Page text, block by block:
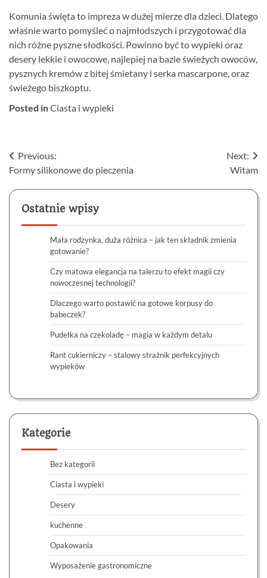
Komunia święta to impreza w dużej mierze dla dzieci. Dlatego
właśnie warto pomyśleć o najmłodszych i przygotować dla
nich różne pyszne słodkości. Powinno być to wypieki oraz
desery lekkie i owocowe, najlepiej na bazie świeżych owoców,
pysznych kremów z bitej śmietany i serka mascarpone, oraz
świeżego biszkoptu.
Posted inCiasta i wypieki
Nawigacja
wpisu
Previous:
Formy silikonowe do pieczenia
Next:
Witam
Ostatnie wpisy
Mała rodzynka, duża różnica – jak ten składnik zmienia
gotowanie?
Czy matowa elegancja na talerzu to efekt magii czy
nowoczesnej technologii?
Dlaczego warto postawić na gotowe korpusy do
babeczek?
Pudełka na czekoladę – magia w każdym detalu
Rant cukierniczy – stalowy strażnik perfekcyjnych
wypieków
Kategorie
Bez kategorii
Ciasta i wypieki
Desery
kuchenne
Opakowania
Wyposażenie gastronomiczne